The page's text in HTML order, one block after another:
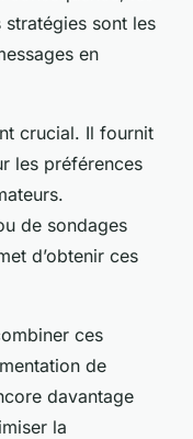
sont les
en
crucial. Il fournit
les préférences
de sondages
d’obtenir ces
ces
de
davantage
la